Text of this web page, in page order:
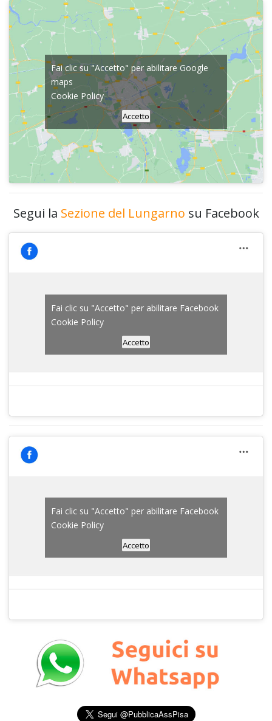
Fai clic su "Accetto" per abilitare Google
maps
Cookie Policy
Accetto
Segui la Sezione del Lungarno su Facebook
Fai clic su "Accetto" per abilitare Facebook
Cookie Policy
Accetto
Fai clic su "Accetto" per abilitare Facebook
Cookie Policy
Accetto